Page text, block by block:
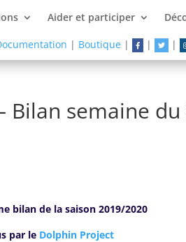
Aider et participer
| Boutique| | |
Bilan semaine
bilan de la saison 2019/2020
par le Dolphin Project